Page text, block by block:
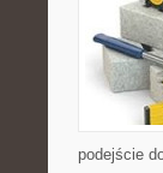
podejście